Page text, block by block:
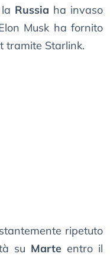
Russia ha invaso
Musk ha fornito
tramite Starlink.
ripetuto
su Marte entro il